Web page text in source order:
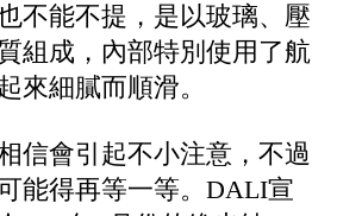
不能不提，是以玻璃、壓
組成，內部特別使用了航
來細膩而順滑。
信會引起不小注意，不過
能得再等一等。DALI宣